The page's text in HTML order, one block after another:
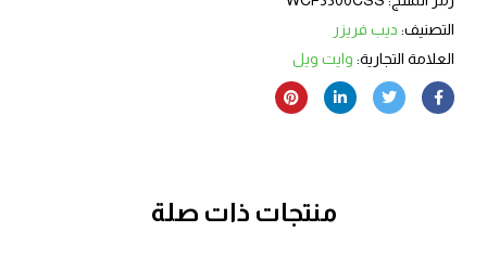
التصنيف: ديب فريزر
العلامة التجارية: وايت ويل
منتجات ذات صلة